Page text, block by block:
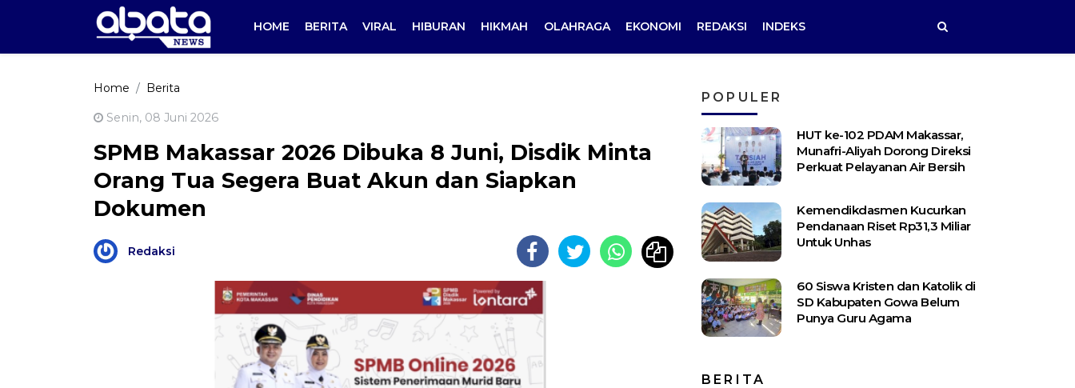
HOME BERITA VIRAL HIBURAN HIKMAH OLAHRAGA EKONOMI REDAKSI INDEKS
Home Berita
Senin, 08 Juni 2026
SPMB Makassar 2026 Dibuka 8 Juni, Disdik Minta
Orang Tua Segera Buat Akun dan Siapkan
Dokumen
Redaksi
POPULER
HUT ke-102 PDAM Makassar,
Munafri-Aliyah Dorong Direksi
Perkuat Pelayanan Air Bersih
Kemendikdasmen Kucurkan
Pendanaan Riset Rp31,3 Miliar
Untuk Unhas
60 Siswa Kristen dan Katolik di
SD Kabupaten Gowa Belum
Punya Guru Agama
BERITA